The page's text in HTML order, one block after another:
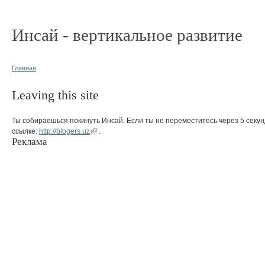
Инсай - вертикальное развитие
Главная
Leaving this site
Ты собираешься покинуть Инсай. Если ты не переместитесь через 5
ссылке: http://blogers.uz
Реклама